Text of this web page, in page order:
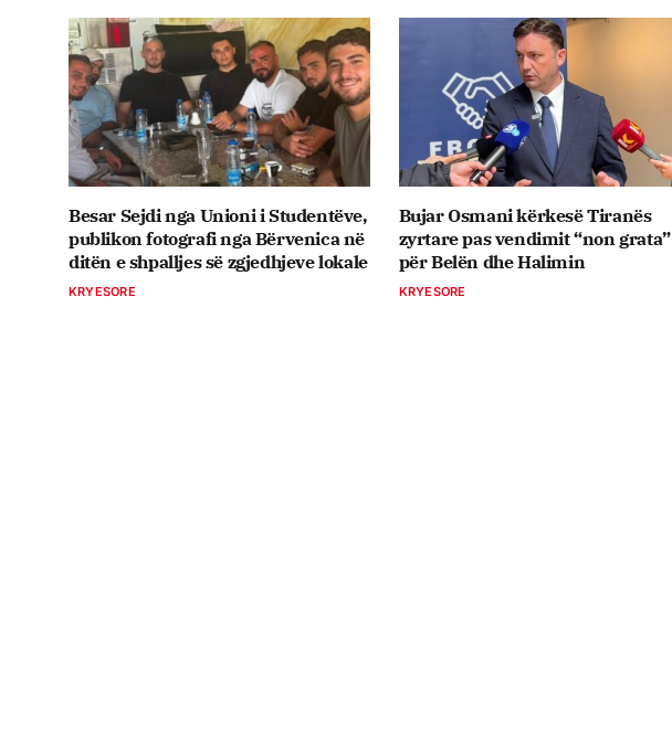
Besar Sejdi nga Unioni i Studentëve,
publikon fotografi nga Bërvenica në
ditën e shpalljes së zgjedhjeve lokale
KRYESORE
Bujar Osmani kërkesë Tiranës
zyrtare pas vendimit “non grata”
për Belën dhe Halimin
KRYESORE